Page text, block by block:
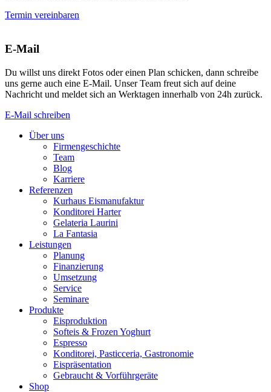
Termin vereinbaren
E-Mail
Du willst uns direkt Fotos oder einen Plan schicken, dann schreibe
uns gerne auch eine E-Mail. Unser Team freut sich auf deine
Nachricht und meldet sich an Werktagen innerhalb von 24h zurück.
E-Mail schreiben
Über uns
Firmengeschichte
Team
Blog
Karriere
Referenzen
Kurhaus Eismanufaktur
Konditorei Harter
Gelateria Laurini
La Fantasia
Leistungen
Planung
Finanzierung
Umsetzung
Service
Seminare
Produkte
Eisproduktion
Softeis & Frozen Yoghurt
Espresso
Konditorei, Pasticceria, Gastronomie
Eispräsentation
Gebraucht & Vorführgeräte
Shop